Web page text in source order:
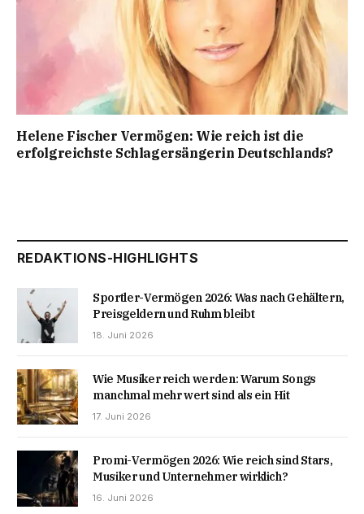
Helene Fischer Vermögen: Wie reich ist die
erfolgreichste Schlagersängerin Deutschlands?
REDAKTIONS-HIGHLIGHTS
Sportler-Vermögen 2026: Was nach Gehältern,
Preisgeldern und Ruhm bleibt
18. Juni 2026
Wie Musiker reich werden: Warum Songs
manchmal mehr wert sind als ein Hit
17. Juni 2026
Promi-Vermögen 2026: Wie reich sind Stars,
Musiker und Unternehmer wirklich?
16. Juni 2026